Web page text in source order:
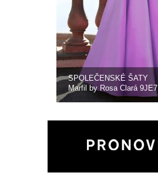
SPOLEČENSKÉ ŠATY
Marfil by Rosa Clará 9JE7